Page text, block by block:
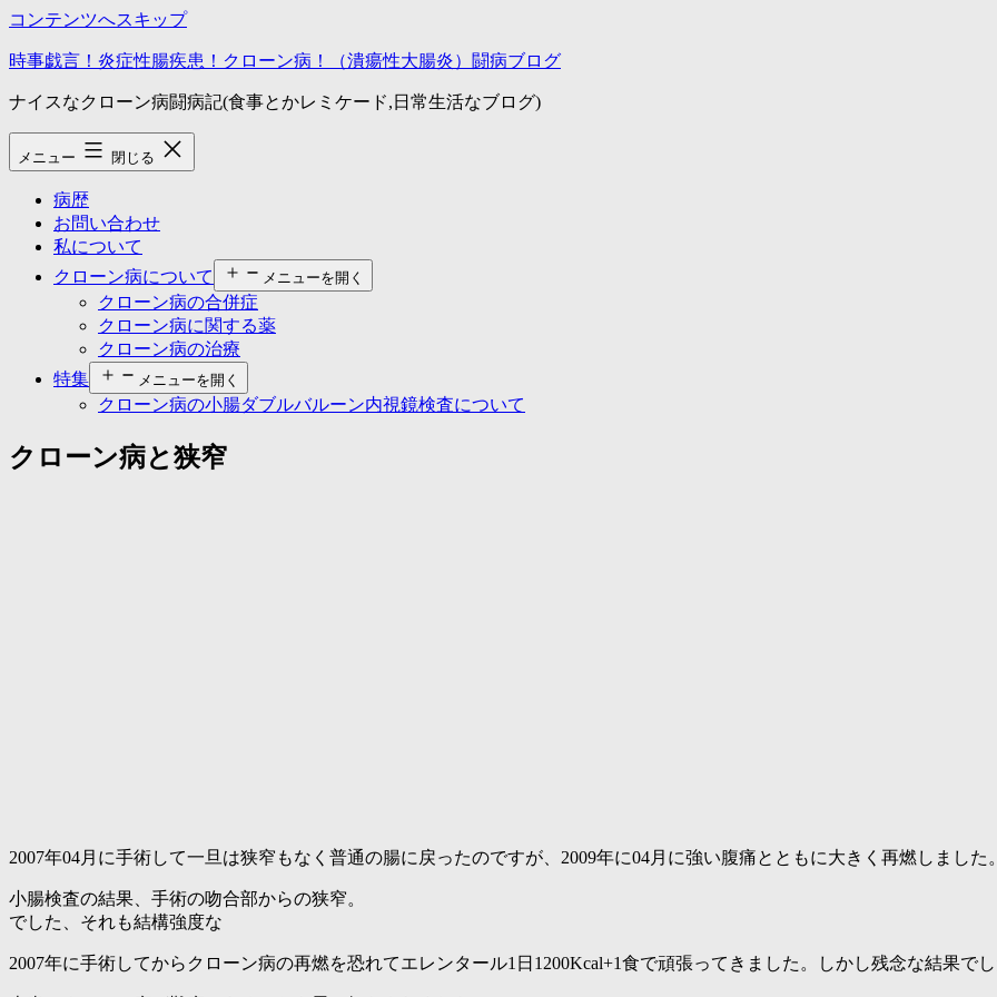
コンテンツへスキップ
時事戯言！炎症性腸疾患！クローン病！（潰瘍性大腸炎）闘病ブログ
ナイスなクローン病闘病記(食事とかレミケード,日常生活なブログ)
メニュー 閉じる
病歴
お問い合わせ
私について
クローン病について
メニューを開く
クローン病の合併症
クローン病に関する薬
クローン病の治療
特集
メニューを開く
クローン病の小腸ダブルバルーン内視鏡検査について
クローン病と狭窄
2007年04月に手術して一旦は狭窄もなく普通の腸に戻ったのですが、2009年に04月に強い腹痛とともに大きく再燃しました。
小腸検査の結果、手術の吻合部からの狭窄。
でした、それも結構強度な
2007年に手術してからクローン病の再燃を恐れてエレンタール1日1200Kcal+1食で頑張ってきました。しかし残念な結果でし